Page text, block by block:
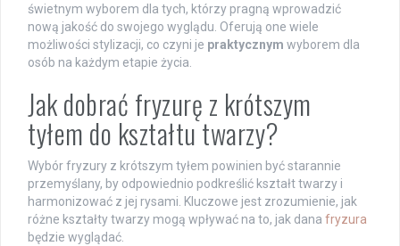
świetnym wyborem dla tych, którzy pragną wprowadzić
nową jakość do swojego wyglądu. Oferują one wiele
możliwości stylizacji, co czyni je praktycznym wyborem dla
osób na każdym etapie życia.
Jak dobrać fryzurę z krótszym
tyłem do kształtu twarzy?
Wybór fryzury z krótszym tyłem powinien być starannie
przemyślany, by odpowiednio podkreślić kształt twarzy i
harmonizować z jej rysami. Kluczowe jest zrozumienie, jak
różne kształty twarzy mogą wpływać na to, jak dana fryzura
będzie wyglądać.